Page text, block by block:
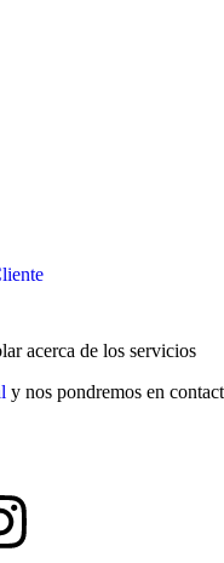
acerca de los servicios
y nos pondremos en